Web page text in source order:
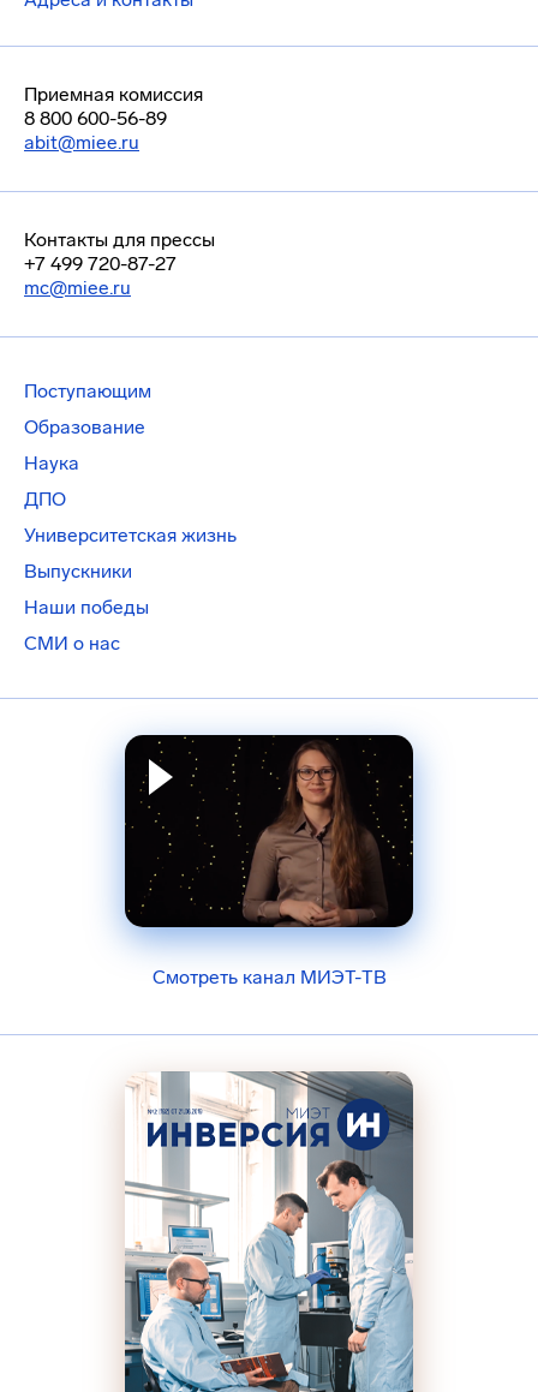
Приемная комиссия
8 800 600-56-89
abit@miee.ru
Контакты для прессы
+7 499 720-87-27
mc@miee.ru
Поступающим
Образование
Наука
ДПО
Университетская жизнь
Выпускники
Наши победы
СМИ о нас
Смотреть канал МИЭТ-ТВ